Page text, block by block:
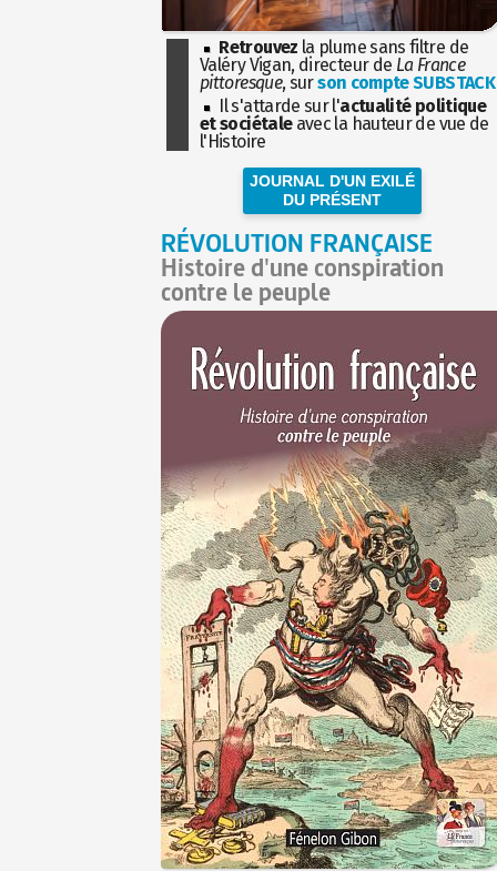
Retrouvez la plume sans filtre de
Valéry Vigan, directeur de La France
pittoresque, surson compte SUBSTACK
Il s'attarde sur l'actualité politique
et sociétaleavec la hauteur de vue de
l'Histoire
JOURNAL D'UN EXILÉ
DU PRÉSENT
RÉVOLUTION FRANÇAISE
Histoire d'une conspiration
contre le peuple